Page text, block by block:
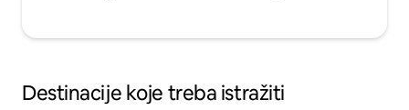
Destinacije koje treba istražiti